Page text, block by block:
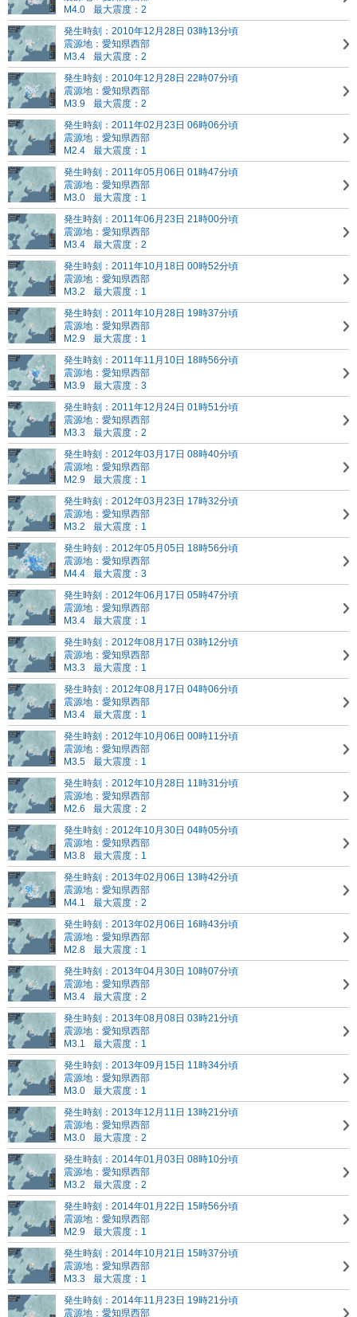
M4.0
最大震度：2
発生時刻：2010年12月28日 03時13分頃
震源地：愛知県西部
M3.4
最大震度：2
発生時刻：2010年12月28日 22時07分頃
震源地：愛知県西部
M3.9
最大震度：2
発生時刻：2011年02月23日 06時06分頃
震源地：愛知県西部
M2.4
最大震度：1
発生時刻：2011年05月06日 01時47分頃
震源地：愛知県西部
M3.0
最大震度：1
発生時刻：2011年06月23日 21時00分頃
震源地：愛知県西部
M3.4
最大震度：2
発生時刻：2011年10月18日 00時52分頃
震源地：愛知県西部
M3.2
最大震度：1
発生時刻：2011年10月28日 19時37分頃
震源地：愛知県西部
M2.9
最大震度：1
発生時刻：2011年11月10日 18時56分頃
震源地：愛知県西部
M3.9
最大震度：3
発生時刻：2011年12月24日 01時51分頃
震源地：愛知県西部
M3.3
最大震度：2
発生時刻：2012年03月17日 08時40分頃
震源地：愛知県西部
M2.9
最大震度：1
発生時刻：2012年03月23日 17時32分頃
震源地：愛知県西部
M3.2
最大震度：1
発生時刻：2012年05月05日 18時56分頃
震源地：愛知県西部
M4.4
最大震度：3
発生時刻：2012年06月17日 05時47分頃
震源地：愛知県西部
M3.4
最大震度：1
発生時刻：2012年08月17日 03時12分頃
震源地：愛知県西部
M3.3
最大震度：1
発生時刻：2012年08月17日 04時06分頃
震源地：愛知県西部
M3.4
最大震度：1
発生時刻：2012年10月06日 00時11分頃
震源地：愛知県西部
M3.5
最大震度：1
発生時刻：2012年10月28日 11時31分頃
震源地：愛知県西部
M2.6
最大震度：2
発生時刻：2012年10月30日 04時05分頃
震源地：愛知県西部
M3.8
最大震度：1
発生時刻：2013年02月06日 13時42分頃
震源地：愛知県西部
M4.1
最大震度：2
発生時刻：2013年02月06日 16時43分頃
震源地：愛知県西部
M2.8
最大震度：1
発生時刻：2013年04月30日 10時07分頃
震源地：愛知県西部
M3.4
最大震度：2
発生時刻：2013年08月08日 03時21分頃
震源地：愛知県西部
M3.1
最大震度：1
発生時刻：2013年09月15日 11時34分頃
震源地：愛知県西部
M3.0
最大震度：1
発生時刻：2013年12月11日 13時21分頃
震源地：愛知県西部
M3.0
最大震度：2
発生時刻：2014年01月03日 08時10分頃
震源地：愛知県西部
M3.2
最大震度：2
発生時刻：2014年01月22日 15時56分頃
震源地：愛知県西部
M2.9
最大震度：1
発生時刻：2014年10月21日 15時37分頃
震源地：愛知県西部
M3.3
最大震度：1
発生時刻：2014年11月23日 19時21分頃
震源地：愛知県西部